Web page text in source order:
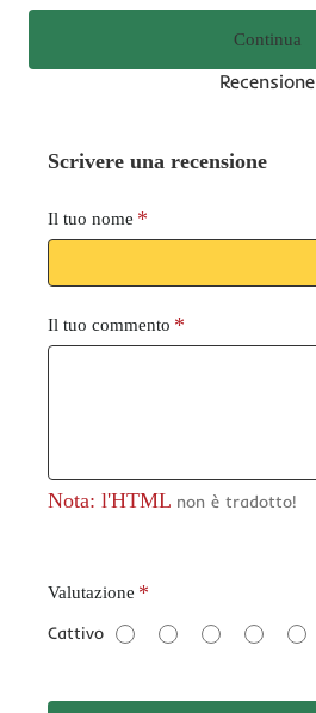
Continua
Recensione
Scrivere una recensione
Il tuo nome
Il tuo commento
Nota: l'HTML non è tradotto!
V
l
t
Valutazione
Cattivo